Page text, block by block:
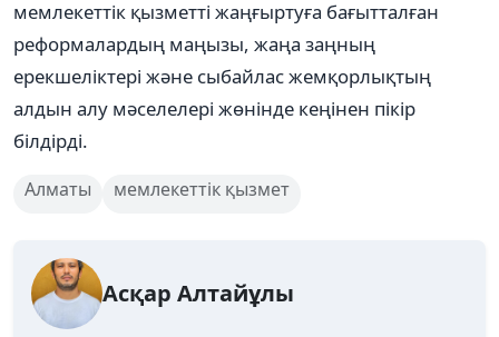
мемлекеттік қызметті жаңғыртуға бағытталған
реформалардың маңызы, жаңа заңның
ерекшеліктері және сыбайлас жемқорлықтың
алдын алу мәселелері жөнінде кеңінен пікір
білдірді.
Алматы мемлекеттік қызмет
Асқар Алтайұлы